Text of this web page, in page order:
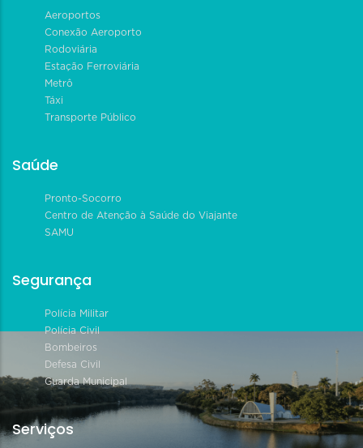
Aeroportos
Conexão Aeroporto
Rodoviária
Estação Ferroviária
Metrô
Táxi
Transporte Público
Saúde
Pronto-Socorro
Centro de Atenção à Saúde do Viajante
SAMU
Segurança
Polícia Militar
Polícia Civil
Bombeiros
Defesa Civil
Guarda Municipal
Serviços